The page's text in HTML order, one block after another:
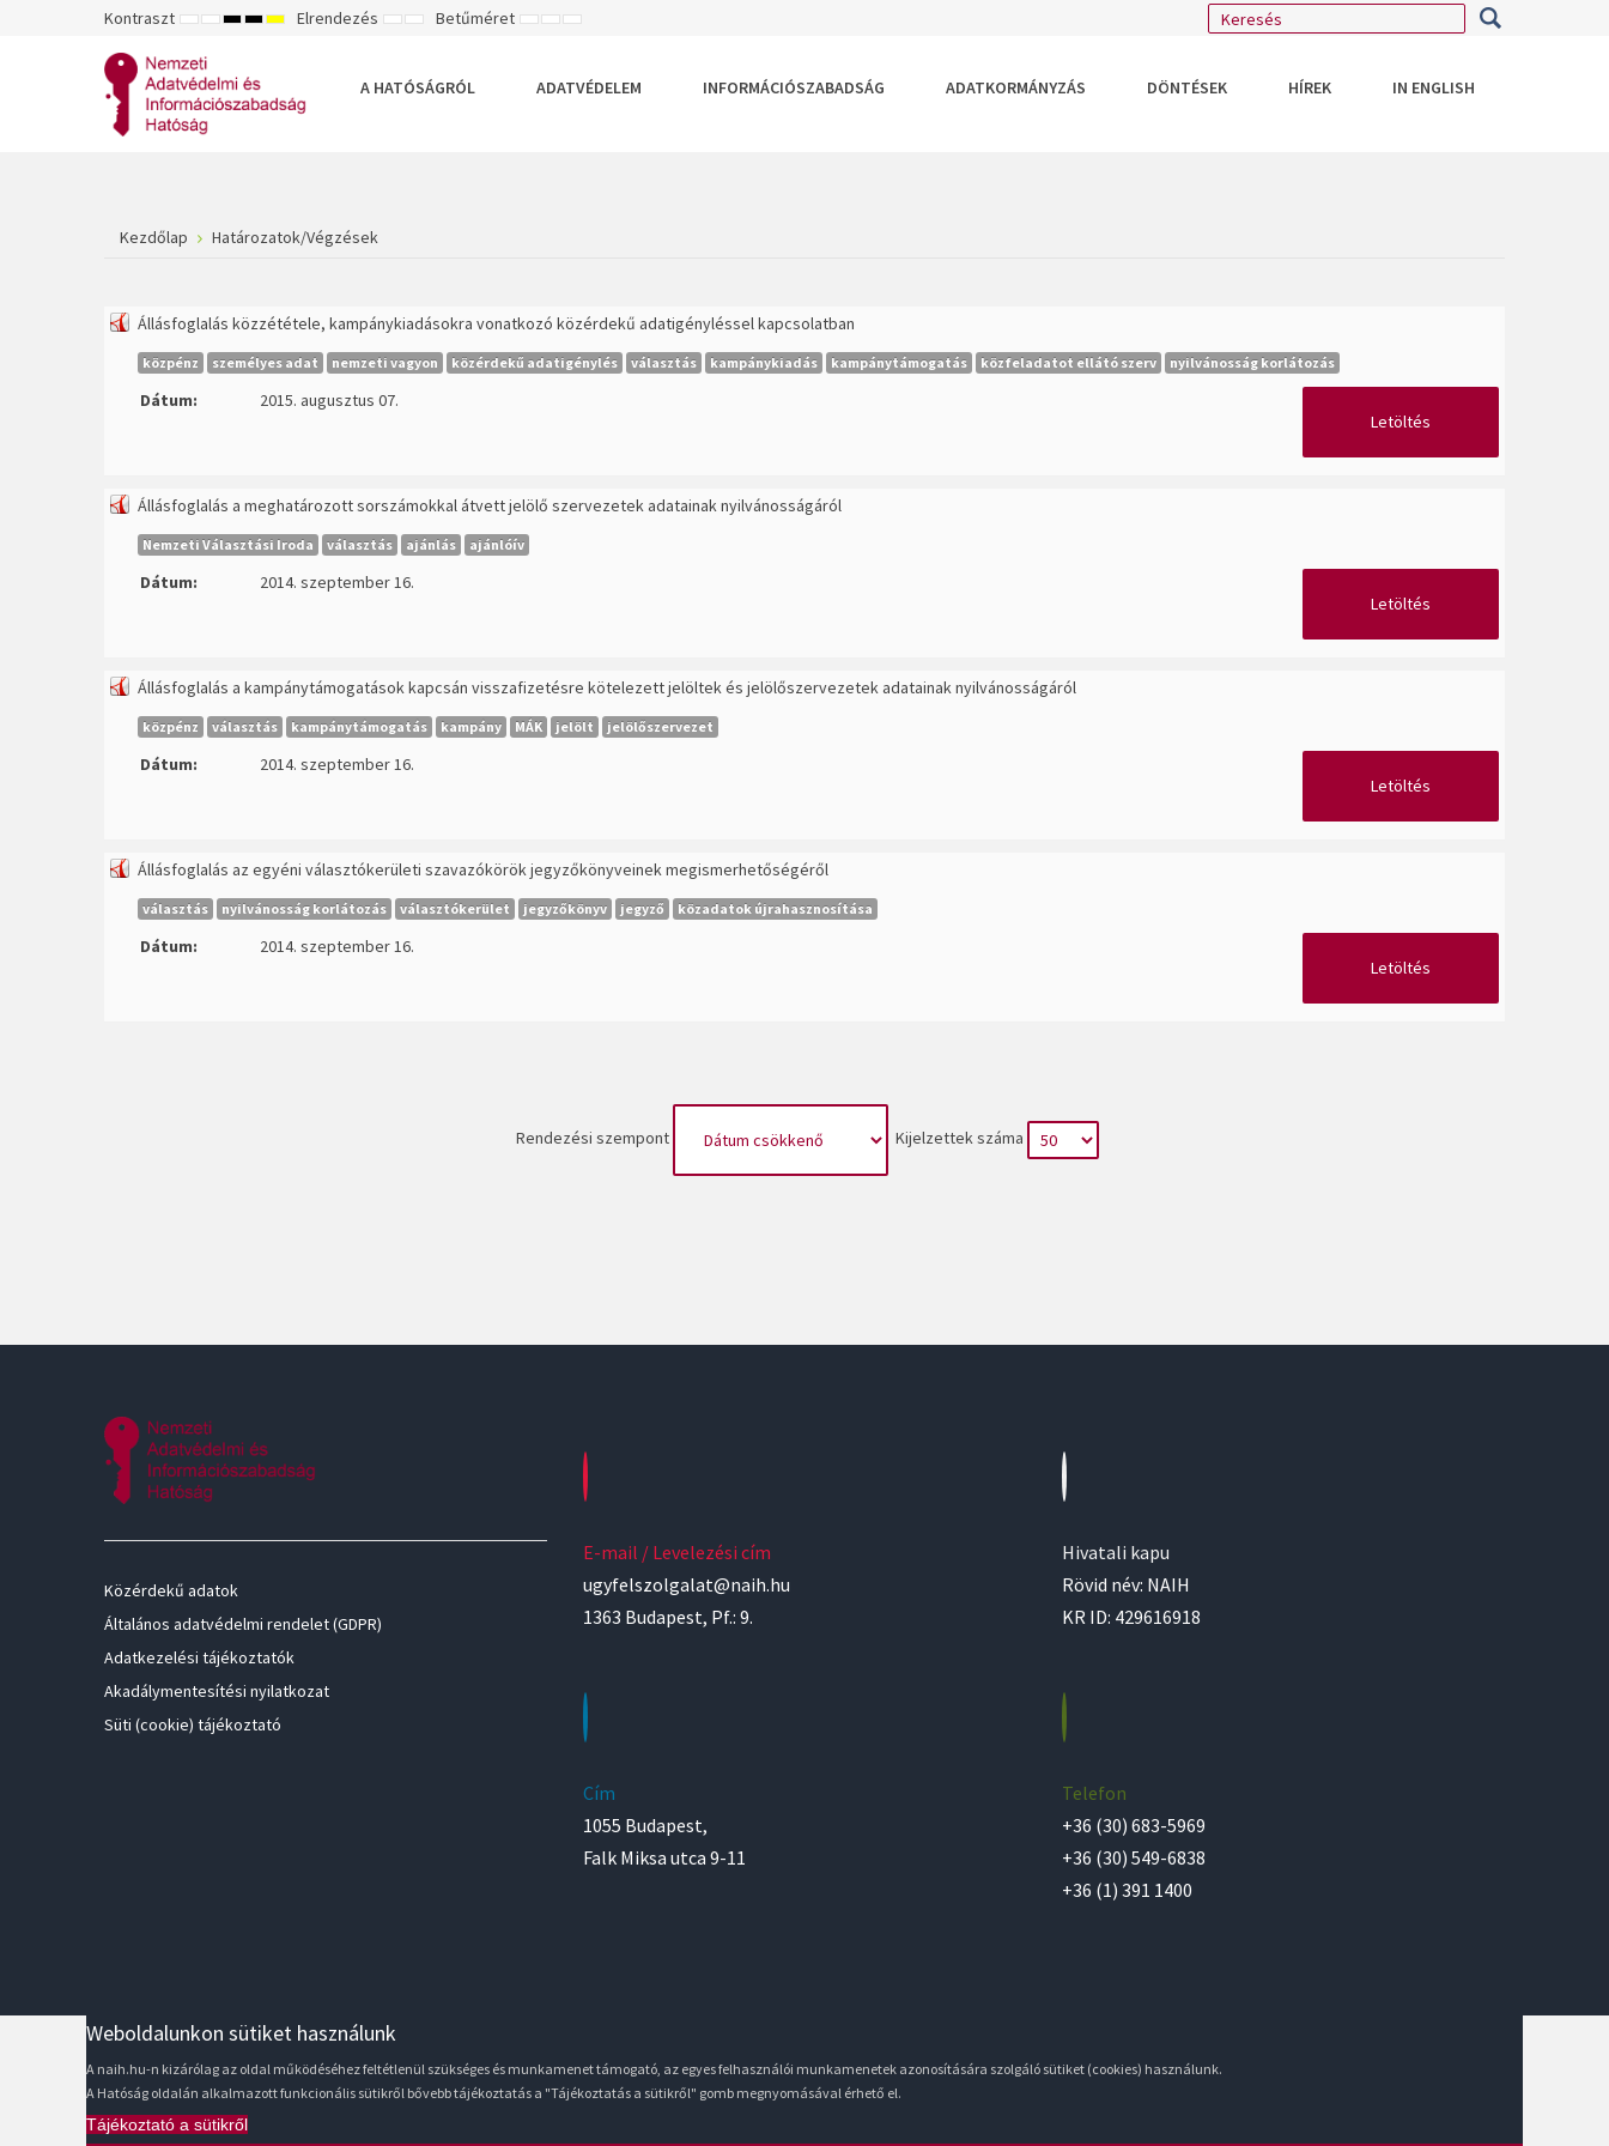
Kontraszt ALAPÉRTELMEZETT
ÉJSZAKAI
NAGY
FEHÉR
MÓD
NAGY
SÁRGA
MÓD
NAGY
MÓD
Elrendezés RÖGZÍTETT
SZÉLES
Betűméret KISEBB
ALAPÉRTELMEZETT
NAGYOBB
A HATÓSÁGRÓL
ADATVÉDELEM INFORMÁCIÓSZABADSÁG ADATKORMÁNYZÁS DÖNTÉSEK HÍREK IN ENGLISH
Kezdőlap Határozatok/Végzések
Állásfoglalás közzététele, kampánykiadásokra vonatkozó közérdekű adatigényléssel kapcsolatban
közpénz személyes adat nemzeti vagyon közérdekű adatigénylés választás kampánykiadás kampánytámogatás közfeladatot ellátó szerv nyilvánosság korlátozás
Dátum:
2015. augusztus 07.
Letöltés
Állásfoglalás a meghatározott sorszámokkal átvett jelölő szervezetek adatainak nyilvánosságáról
Nemzeti Választási Iroda választás ajánlás ajánlóív
Dátum:
2014. szeptember 16.
Letöltés
Állásfoglalás a kampánytámogatások kapcsán visszafizetésre kötelezett jelöltek és jelölőszervezetek adatainak nyilvánosságáról
közpénz választás kampánytámogatás kampány MÁK jelölt jelölőszervezet
Dátum:
2014. szeptember 16.
Letöltés
Állásfoglalás az egyéni választókerületi szavazókörök jegyzőkönyveinek megismerhetőségéről
választás nyilvánosság korlátozás választókerület jegyzőkönyv jegyző közadatok újrahasznosítása
Dátum:
2014. szeptember 16.
Letöltés
Rendezési szempont Kijelzettek száma
Közérdekű adatok
Általános adatvédelmi rendelet (GDPR)
Adatkezelési tájékoztatók
Akadálymentesítési nyilatkozat
Süti (cookie) tájékoztató
E-mail / Levelezési cím
ugyfelszolgalat@naih.hu
1363 Budapest, Pf.: 9.
Cím
1055 Budapest,
Falk Miksa utca 9-11
Hivatali kapu
Rövid név: NAIH
KR ID: 429616918
Telefon
+36 (30) 683-5969
+36 (30) 549-6838
+36 (1) 391 1400
Weboldalunkon sütiket használunk
A naih.hu-n kizárólag az oldal működéséhez feltétlenül szükséges és munkamenet támogató, az egyes felhasználói munkamenetek azonosítására szolgáló sütiket (cookies) használunk.
A Hatóság oldalán alkalmazott funkcionális sütikről bővebb tájékoztatás a "Tájékoztatás a sütikről" gomb megnyomásával érhető el.
Tájékoztató a sütikről